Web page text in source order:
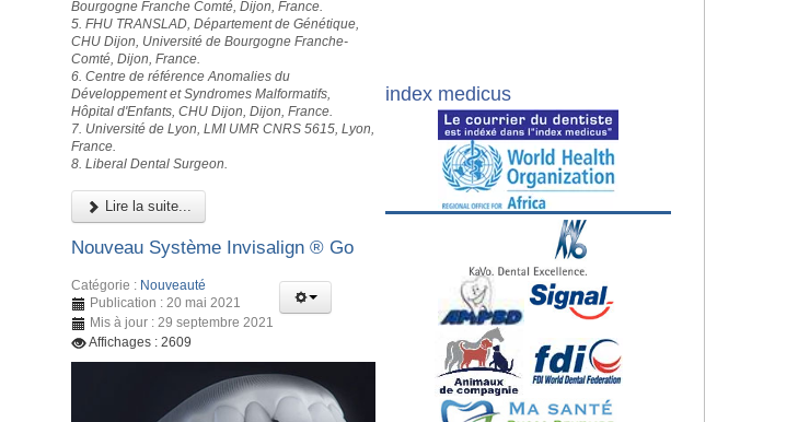
Bourgogne Franche Comté, Dijon, France.
5. FHU TRANSLAD, Département de Génétique,
CHU Dijon, Université de Bourgogne Franche-
Comté, Dijon, France.
6. Centre de référence Anomalies du
Développement et Syndromes Malformatifs,
Hôpital d'Enfants, CHU Dijon, Dijon, France.
7. Université de Lyon, LMI UMR CNRS 5615, Lyon,
France.
8. Liberal Dental Surgeon.
Lire la suite...
Nouveau Système Invisalign ® Go
Catégorie : Nouveauté
Publication : 20 mai 2021
Mis à jour : 29 septembre 2021
Affichages : 2609
index medicus